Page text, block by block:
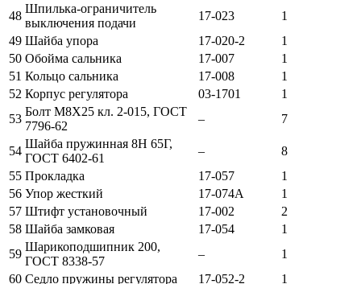
48
Шпилька-ограничитель
выключения подачи
17-023
1
49 Шайба упора 17-020-2
1
50 Обойма сальника 17-007
1
51 Кольцо сальника 17-008
1
52 Корпус регулятора 03-1701
1
53
Болт М8Х25 кл. 2-015, ГОСТ
7796-62
– 7
54
Шайба пружинная 8Н 65Г,
ГОСТ 6402-61
–
8
55 Прокладка 17-057
1
56 Упор жесткий 17-074А
1
57 Штифт установочный 17-002
2
58 Шайба замковая 17-054
1
59
Шарикоподшипник 200,
ГОСТ 8338-57
–
1
60 Седло пружины регулятора 17-052-2
1